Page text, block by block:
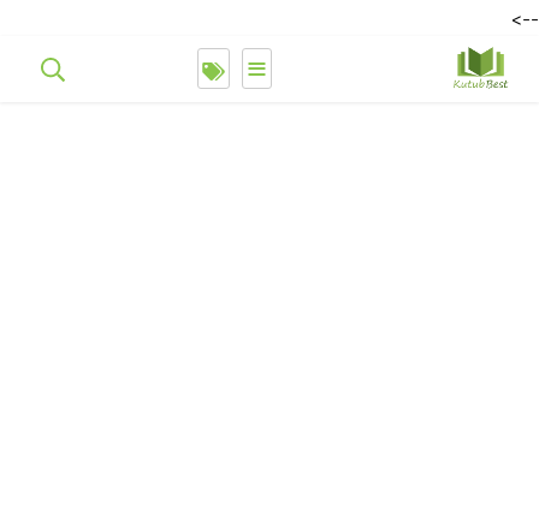
-->
≡